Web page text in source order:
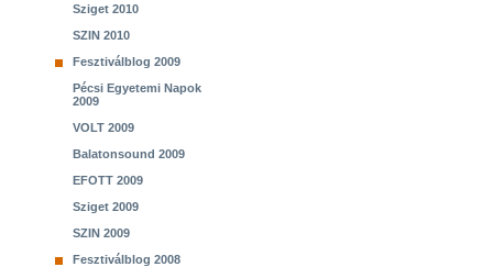
Sziget 2010
SZIN 2010
Fesztiválblog 2009
Pécsi Egyetemi Napok
2009
VOLT 2009
Balatonsound 2009
EFOTT 2009
Sziget 2009
SZIN 2009
Fesztiválblog 2008